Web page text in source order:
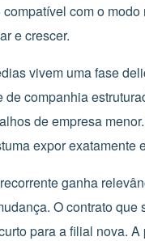
com o modo
e crescer.
vivem uma fase
de companhia
de empresa
expor exatamente
ganha
O contrato que
para a filial nova.